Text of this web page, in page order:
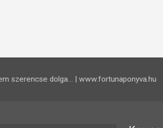
szerencse dolga… | www.fortunaponyva.hu